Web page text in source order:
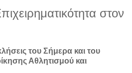
στον
του Σήμερα και του
Αθλητισμού και